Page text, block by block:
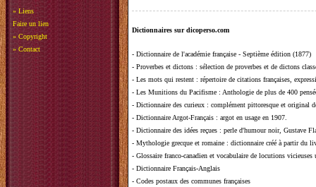
» Liens
Faire un lien
» Copyright
» Contact
Dictionnaires sur dicoperso.com
- Dictionnaire de l'académie française - Septième édition (1877)
- Proverbes et dictons : sélection de proverbes et de dictons
- Les mots qui restent : répertoire de citations françaises,
- Les Munitions du Pacifisme : Anthologie de plus de 400
- Dictionnaire des curieux : complément pittoresque et original
- Dictionnaire Argot-Français : argot en usage en 1907.
- Dictionnaire des idées reçues : perle d'humour noir, Gustave
- Mythologie grecque et romaine : dictionnaire créé à partir du
- Glossaire franco-canadien et vocabulaire de locutions vicieuses
- Dictionnaire Français-Anglais
- Codes postaux des communes françaises